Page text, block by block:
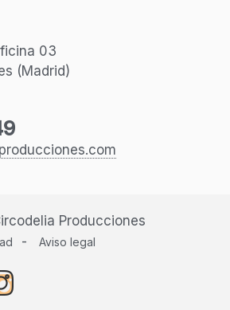
03
(Madrid)
Producciones
- Aviso legal